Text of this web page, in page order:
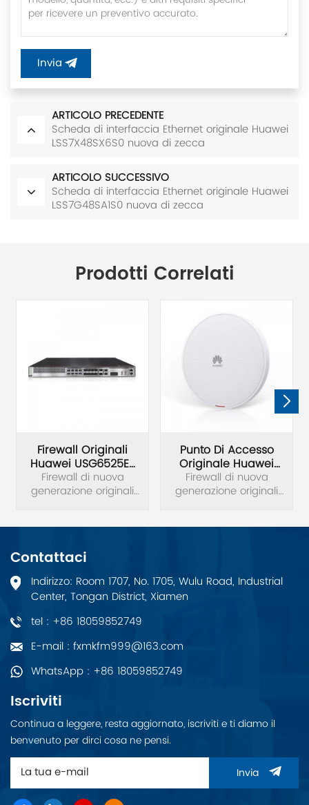
Invia
ARTICOLO PRECEDENTE
Scheda di interfaccia Ethernet originale Huawei
LSS7X48SX6S0 nuova di zecca
ARTICOLO SUCCESSIVO
Scheda di interfaccia Ethernet originale Huawei
LSS7G48SA1S0 nuova di zecca
Prodotti Correlati
Firewall Originali
Huawei USG6525E-
AC USG6500E
Firewall di nuova
generazione originali
Punto Di Accesso
Originale Huawei
AirEngine 5761-11
Firewall di nuova
generazione originali
5761-11 eccelle in
banda e un'esperienza
di rete di alta qualità,
dagli uffici di piccole e
Contattaci
Indirizzo: Room 1707, No. 1705, Wulu Road, Industrial
Center, Tongan District, Xiamen
tel : +86 18059852749
E-mail : fxmkfm999@163.com
WhatsApp : +86 18059852749
Iscriviti
Continua a leggere, resta aggiornato, iscriviti e ti diamo il
benvenuto per dirci cosa ne pensi.
Invia